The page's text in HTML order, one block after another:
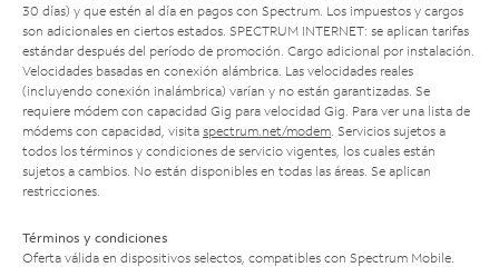
30 días) y que estén al día en pagos con Spectrum. Los impuestos y cargos
son adicionales en ciertos estados. SPECTRUM INTERNET: se aplican tarifas
estándar después del período de promoción. Cargo adicional por instalación.
Velocidades basadas en conexión alámbrica. Las velocidades reales
(incluyendo conexión inalámbrica) varían y no están garantizadas. Se
requiere módem con capacidad Gig para velocidad Gig. Para ver una lista de
módems con capacidad, visita spectrum.net/modem . Servicios sujetos a
todos los términos y condiciones de servicio vigentes, los cuales están
sujetos a cambios. No están disponibles en todas las áreas. Se aplican
restricciones.
Términos y condiciones
Oferta válida en dispositivos selectos, compatibles con Spectrum Mobile.